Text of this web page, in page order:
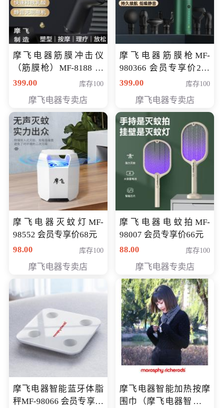
摩飞电器筋膜冲击仪
（筋膜枪）MF-8188 会
员专享价268元
399.00 库存100
摩飞电器专卖店
摩飞电器筋膜枪MF-
980366 会员专享价299
元
399.00 库存100
摩飞电器专卖店
摩飞电器灭蚊灯MF-
98552 会员专享价68元
98.00
库存100
摩飞电器专卖店
摩飞电器电蚊拍MF-
98007 会员专享价66元
88.00
库存100
摩飞电器专卖店
摩飞电器智能蓝牙体脂
秤MF-98066 会员专享价
摩飞电器智能加热按摩
围巾（摩飞电器智能加